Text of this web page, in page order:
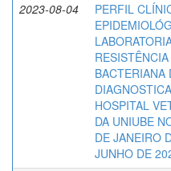
2023-08-04
PERFIL
RESISTÊNCIA
BACTERIANA
HOSPITAL
DA UNIUBE
DE JANEIRO
JUNHO DE